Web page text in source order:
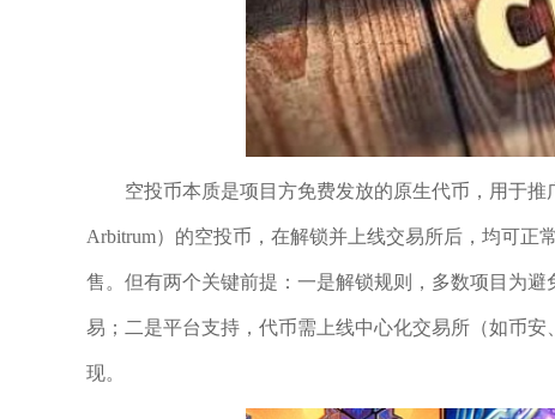
空投币本质是项目方免费发放的原生代币，用于
Arbitrum）的空投币，在解锁并上线交易所后，均可正
售。但有两个关键前提：一是解锁规则，多数项目为
易；二是平台支持，代币需上线中心化交易所（如币
现。